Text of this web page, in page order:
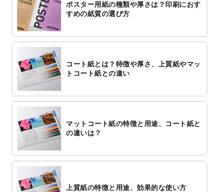
ポスター用紙の種類や厚さは？印刷におす
すめの紙質の選び方
コート紙とは？特徴や厚さ、上質紙やマッ
トコート紙との違い
マットコート紙の特徴と用途、コート紙と
の違いは？
上質紙の特徴と用途、効果的な使い方